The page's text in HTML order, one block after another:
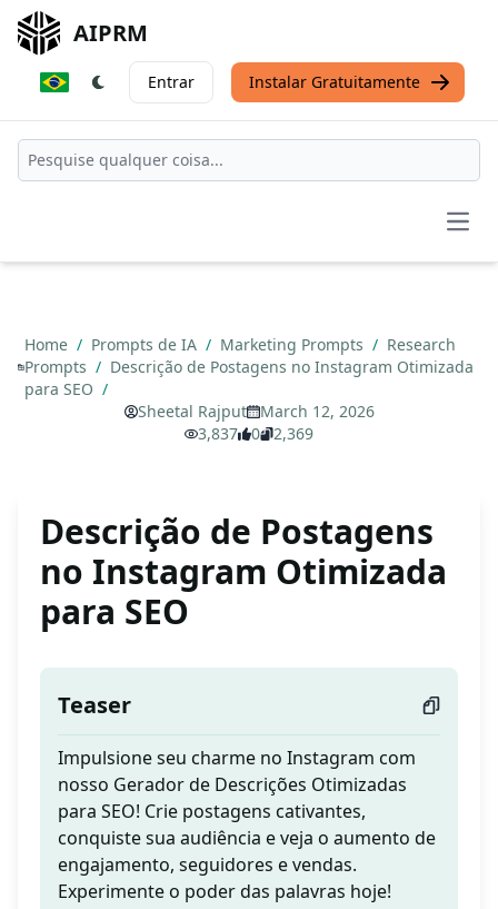
AIPRM
Entrar Instalar Gratuitamente
Home / Prompts de IA / Marketing Prompts / Research
Prompts / Descrição de Postagens no Instagram Otimizada
para SEO /
Sheetal Rajput
March 12, 2026
3,837
0 2,369
Descrição de Postagens
no Instagram Otimizada
para SEO
Teaser
Impulsione seu charme no Instagram com
nosso Gerador de Descrições Otimizadas
para SEO! Crie postagens cativantes,
conquiste sua audiência e veja o aumento de
engajamento, seguidores e vendas.
Experimente o poder das palavras hoje!